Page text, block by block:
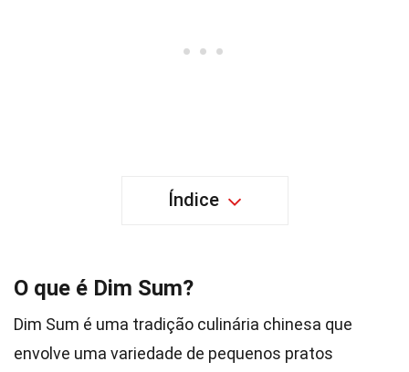
Índice
O que é Dim Sum?
Dim Sum é uma tradição culinária chinesa que
envolve uma variedade de pequenos pratos